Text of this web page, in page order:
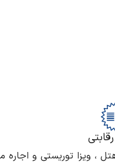
، ویزا توریستی و اجاره